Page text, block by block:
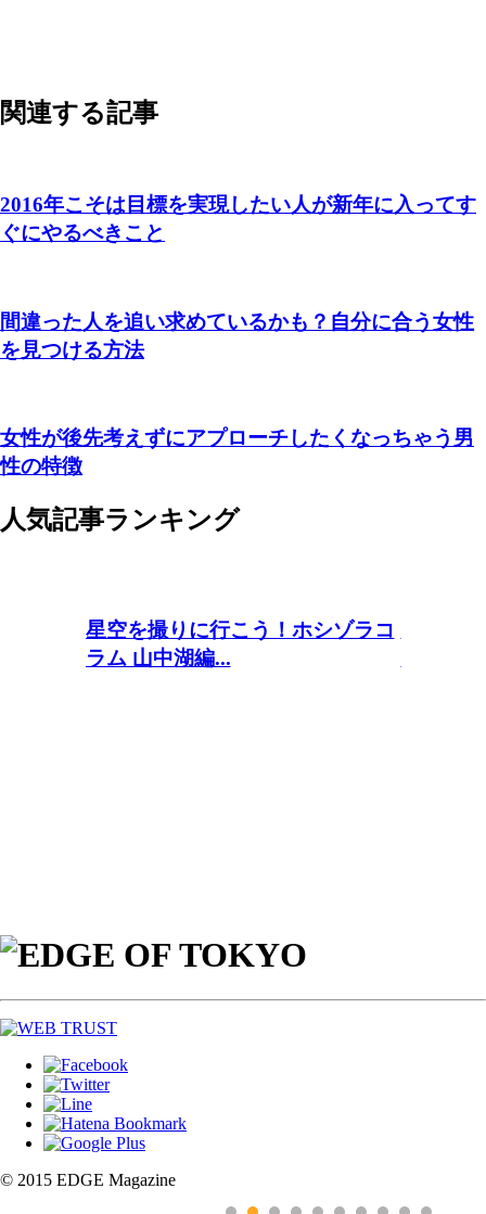
関連する記事
2016年こそは目標を実現したい人が新年に入ってす
ぐにやるべきこと
間違った人を追い求めているかも？自分に合う女性
を見つける方法
女性が後先考えずにアプローチしたくなっちゃう男
性の特徴
人気記事ランキング
星空を撮りに行こう！ホシゾラコ
ラム 山中湖編...
© 2015 EDGE Magazine